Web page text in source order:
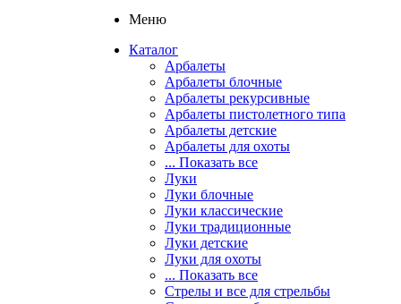
Меню
Каталог
Арбалеты
Арбалеты блочные
Арбалеты рекурсивные
Арбалеты пистолетного типа
Арбалеты детские
Арбалеты для охоты
... Показать все
Луки
Луки блочные
Луки классические
Луки традиционные
Луки детские
Луки для охоты
... Показать все
Стрелы и все для стрельбы